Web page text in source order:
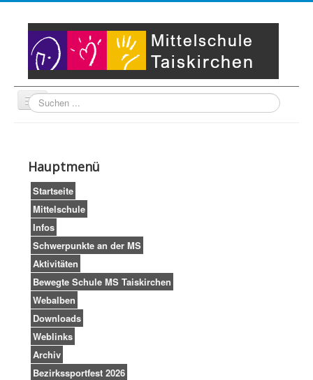
Suche
Impressum
Hauptmenü
Startseite
Mittelschule
Infos
Schwerpunkte an der MS
Aktivitäten
Bewegte Schule MS Taiskirchen
Webalben
Downloads
Weblinks
Archiv
Bezirkssportfest 2026